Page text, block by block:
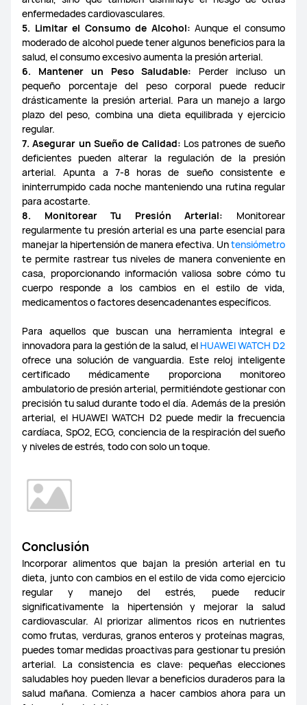
enfermedades cardiovasculares.
5. Limitar el Consumo de Alcohol: Aunque el consumo
moderado de alcohol puede tener algunos beneficios para la
salud, el consumo excesivo aumenta la presión arterial.
6. Mantener un Peso Saludable: Perder incluso un
pequeño porcentaje del peso corporal puede reducir
drásticamente la presión arterial. Para un manejo a largo
plazo del peso, combina una dieta equilibrada y ejercicio
regular.
7. Asegurar un Sueño de Calidad: Los patrones de sueño
deficientes pueden alterar la regulación de la presión
arterial. Apunta a 7-8 horas de sueño consistente e
ininterrumpido cada noche manteniendo una rutina regular
para acostarte.
8. Monitorear Tu Presión Arterial: Monitorear
regularmente tu presión arterial es una parte esencial para
manejar la hipertensión de manera efectiva. Untensiómetro
te permite rastrear tus niveles de manera conveniente en
casa, proporcionando información valiosa sobre cómo tu
cuerpo responde a los cambios en el estilo de vida,
medicamentos o factores desencadenantes específicos.
Para aquellos que buscan una herramienta integral e
innovadora para la gestión de la salud, el HUAWEI WATCH D2
ofrece una solución de vanguardia. Este reloj inteligente
certificado médicamente proporciona monitoreo
ambulatorio de presión arterial, permitiéndote gestionar con
precisión tu salud durante todo el día. Además de la presión
arterial, el HUAWEI WATCH D2 puede medir la frecuencia
cardíaca, SpO2, ECG, conciencia de la respiración del sueño
y niveles de estrés, todo con solo un toque.
Conclusión
Incorporar alimentos que bajan la presión arterial en tu
dieta, junto con cambios en el estilo de vida como ejercicio
regular y manejo del estrés, puede reducir
significativamente la hipertensión y mejorar la salud
cardiovascular. Al priorizar alimentos ricos en nutrientes
como frutas, verduras, granos enteros y proteínas magras,
puedes tomar medidas proactivas para gestionar tu presión
arterial. La consistencia es clave: pequeñas elecciones
saludables hoy pueden llevar a beneficios duraderos para la
salud mañana. Comienza a hacer cambios ahora para un